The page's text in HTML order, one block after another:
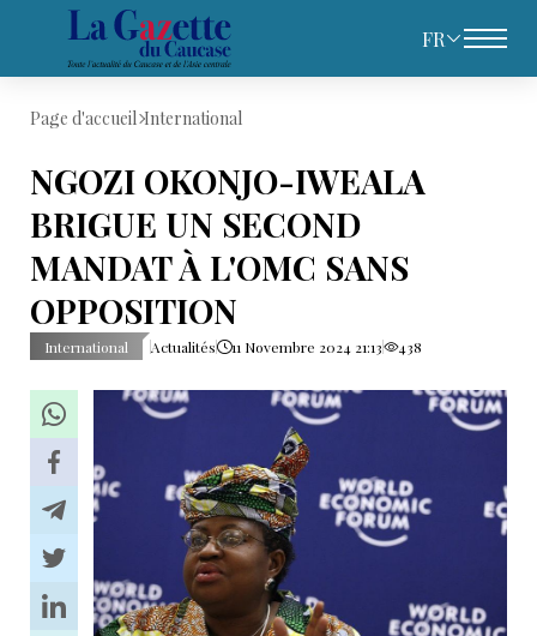
FR
Page d'accueil International
NGOZI OKONJO-IWEALA
BRIGUE UN SECOND
MANDAT À L'OMC SANS
OPPOSITION
International Actualités 11 Novembre 2024 21:13 438